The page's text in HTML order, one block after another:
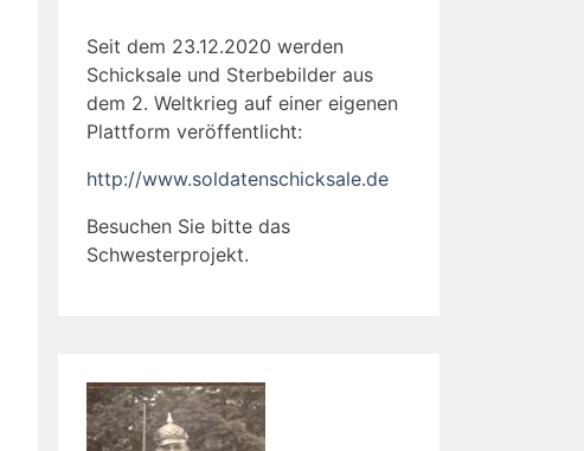
Seit dem 23.12.2020 werden
Schicksale und Sterbebilder aus
dem 2. Weltkrieg auf einer eigenen
Plattform veröffentlicht:
http://www.soldatenschicksale.de
Besuchen Sie bitte das
Schwesterprojekt.